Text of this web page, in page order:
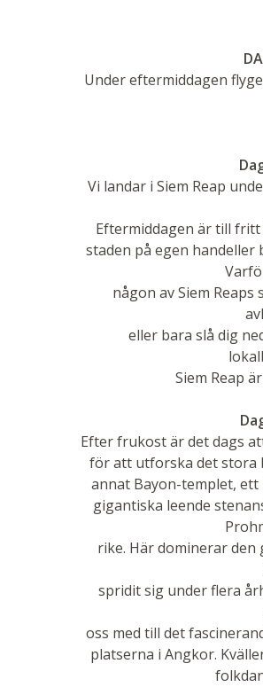
Under eftermiddagen
Vi landar i Siem Reap
Eftermiddagen är till
staden på egen handeller
någon av Siem
eller bara slå dig
Siem Reap
Efter frukost är det dags
för att utforska det stora
annat Bayon-templet,
gigantiska leende
rike. Här dominerar
spridit sig under flera
oss med till det
platserna i Angkor.